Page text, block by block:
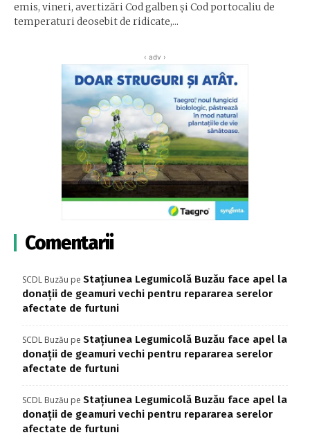
emis, vineri, avertizări Cod galben şi Cod portocaliu de
temperaturi deosebit de ridicate,...
‹ adv ›
Comentarii
SCDL Buzău pe Stațiunea Legumicolă Buzău face apel la
donații de geamuri vechi pentru repararea serelor
afectate de furtuni
SCDL Buzău pe Stațiunea Legumicolă Buzău face apel la
donații de geamuri vechi pentru repararea serelor
afectate de furtuni
SCDL Buzău pe Stațiunea Legumicolă Buzău face apel la
donații de geamuri vechi pentru repararea serelor
afectate de furtuni